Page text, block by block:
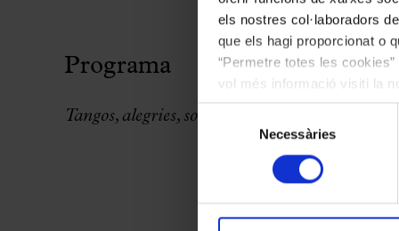
els nostres col·laboradors
que els hagi proporcionat o
“Permetre totes les
vol més informació visiti la
les cookies en qualsevol
Selecció
Necessàries
Programa
Tangos, alegries, soleá por bulerías, martinete,